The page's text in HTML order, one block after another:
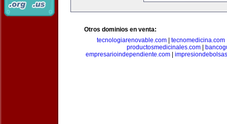
Otros dominios en venta:
tecnologiarenovable.com
tecnomedicina.com
productosmedicinales.com|
empresarioindependiente.com